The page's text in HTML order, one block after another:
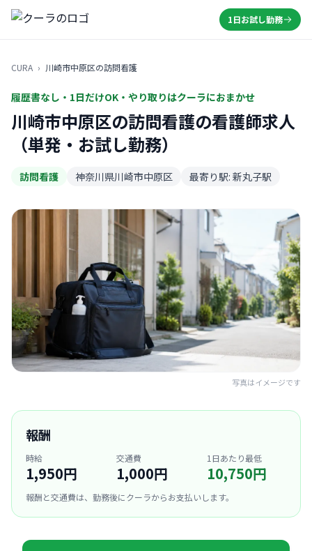
1日お試し勤務
CURA › 川崎市中原区の訪問看護
履歴書なし・1日だけOK・やり取りはクーラにおまかせ
川崎市中原区の訪問看護の看護師求人
（単発・お試し勤務）
訪問看護 神奈川県川崎市中原区 最寄り駅: 新丸子駅
写真はイメージです
報酬
時給
1,950円
交通費
1,000円
1日あたり最低
10,750円
報酬と交通費は、勤務後にクーラからお支払いします。